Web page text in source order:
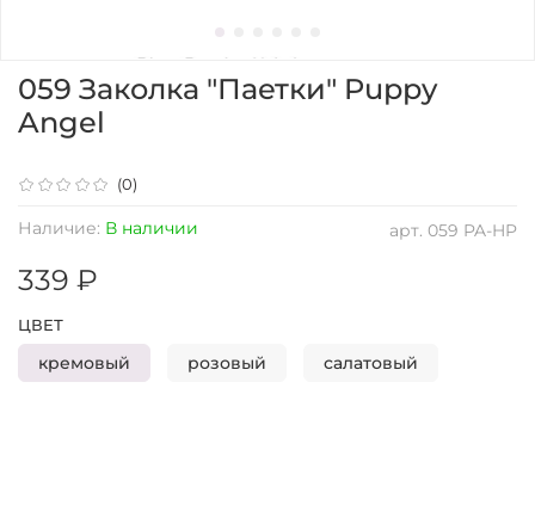
(0)
арт. 059 PA-HP
Наличие: В наличии
059 Заколка "Паетки" Puppy
Angel
339 ₽
ЦВЕТ
кремовый розовый салатовый